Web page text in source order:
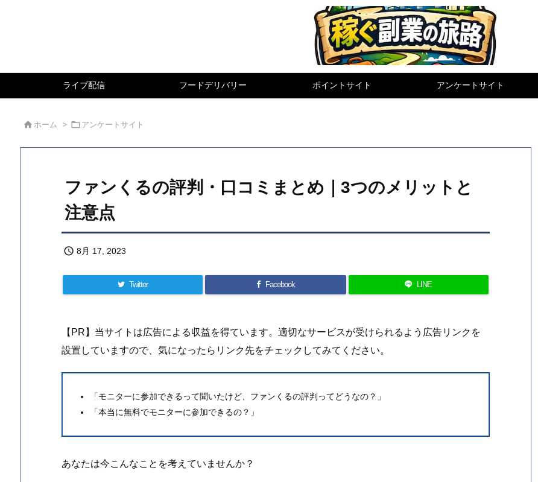
ライブ配信 フードデリバリー ポイントサイト アンケートサイト
 ホーム >  アンケートサイト
ファンくるの評判・口コミまとめ｜3つのメリットと
注意点
 8月 17, 2023
Twitter Facebook LINE
【PR】当サイトは広告による収益を得ています。適切なサービスが受けられるよう広告リンクを
設置していますので、気になったらリンク先をチェックしてみてください。
「モニターに参加できるって聞いたけど、ファンくるの評判ってどうなの？」
「本当に無料でモニターに参加できるの？」
あなたは今こんなことを考えていませんか？